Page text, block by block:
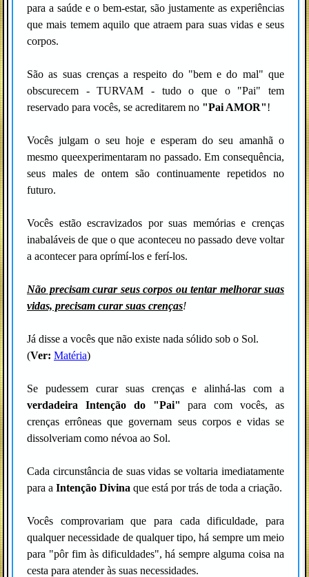
para a saúde e o bem-estar, são justamente as experiências
que mais temem aquilo que atraem para suas vidas e seus
corpos.
São as suas crenças a respeito do "bem e do mal" que
obscurecem - TURVAM - tudo o que o "Pai" tem
reservado para vocês, se acreditarem no "Pai AMOR"!
Vocês julgam o seu hoje e esperam do seu amanhã o
mesmo queexperimentaram no passado. Em consequência,
seus males de ontem são continuamente repetidos no
futuro.
Vocês estão escravizados por suas memórias e crenças
inabaláveis de que o que aconteceu no passado deve voltar
a acontecer para oprímí-los e ferí-los.
Não precisam curar seus corpos ou tentar melhorar suas
vidas, precisam curar suas crenças!
Já disse a vocês que não existe nada sólido sob o Sol.
(Ver: Matéria)
Se pudessem curar suas crenças e alinhá-las com a
verdadeira Intenção do "Pai" para com vocês, as
crenças errôneas que governam seus corpos e vidas se
dissolveriam como névoa ao Sol.
Cada circunstância de suas vidas se voltaria imediatamente
para a Intenção Divina que está por trás de toda a criação.
Vocês comprovariam que para cada dificuldade, para
qualquer necessidade de qualquer tipo, há sempre um meio
para "pôr fim às dificuldades", há sempre alguma coisa na
cesta para atender às suas necessidades.